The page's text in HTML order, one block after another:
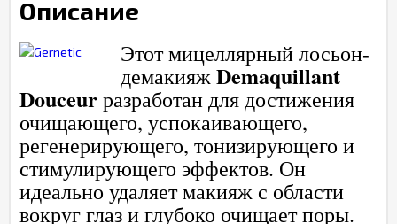
Описание
Этот мицеллярный лосьон-
демакияжDemaquillant
Douceurразработан для достижения
очищающего, успокаивающего,
регенерирующего, тонизирующего и
стимулирующего эффектов. Он
идеально удаляет макияж с области
вокруг глаз и глубоко очищает поры.